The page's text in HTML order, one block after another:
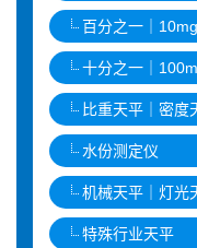
百分之一｜
十分之一｜
比重天平｜密度
水份测定仪
机械天平｜灯光
特殊行业天平